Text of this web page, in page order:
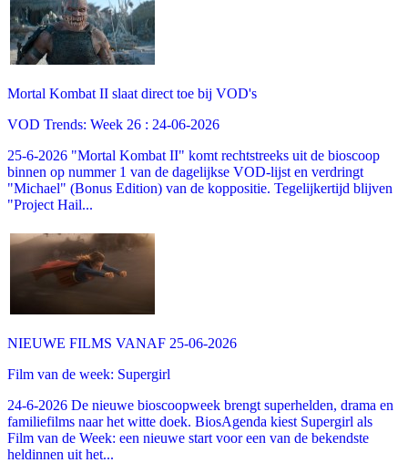
Mortal Kombat II slaat direct toe bij VOD's
VOD Trends: Week 26 : 24-06-2026
25-6-2026 "Mortal Kombat II" komt rechtstreeks uit de bioscoop
binnen op nummer 1 van de dagelijkse VOD-lijst en verdringt
"Michael" (Bonus Edition) van de koppositie. Tegelijkertijd blijven
"Project Hail...
NIEUWE FILMS VANAF 25-06-2026
Film van de week: Supergirl
24-6-2026 De nieuwe bioscoopweek brengt superhelden, drama en
familiefilms naar het witte doek. BiosAgenda kiest Supergirl als
Film van de Week: een nieuwe start voor een van de bekendste
heldinnen uit het...